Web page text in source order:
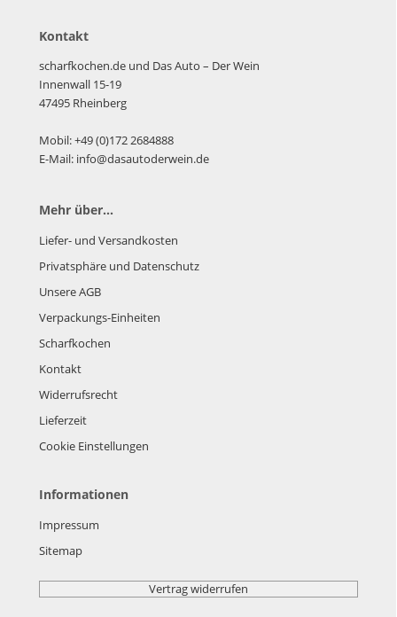
Kontakt
scharfkochen.de und Das Auto – Der Wein
Innenwall 15-19
47495 Rheinberg
Mobil: +49 (0)172 2684888
E-Mail: info@dasautoderwein.de
Mehr über...
Liefer- und Versandkosten
Privatsphäre und Datenschutz
Unsere AGB
Verpackungs-Einheiten
Scharfkochen
Kontakt
Widerrufsrecht
Lieferzeit
Cookie Einstellungen
Informationen
Impressum
Sitemap
Vertrag widerrufen